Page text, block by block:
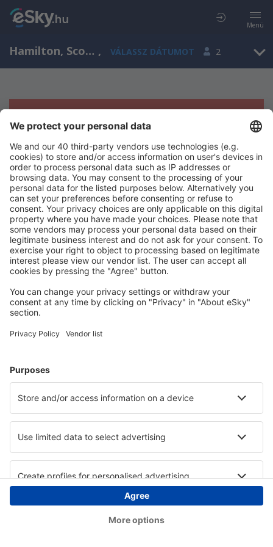
Menü
Hamilton, Scotland, Egyesült Királyság , VÁLASSZ DÁTUMOT 2
Sajnos semmilyen eredménnyel nem
szolgálhatunk.
Próbáld meg még egyszer más kritériumot kiválasztva
Copyright © eSky.hu Minden jog fenntartva.